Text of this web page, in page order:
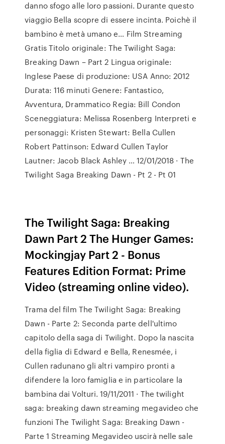
danno sfogo alle loro passioni. Durante questo
viaggio Bella scopre di essere incinta. Poichè il
bambino è metà umano e… Film Streaming
Gratis Titolo originale: The Twilight Saga:
Breaking Dawn – Part 2 Lingua originale:
Inglese Paese di produzione: USA Anno: 2012
Durata: 116 minuti Genere: Fantastico,
Avventura, Drammatico Regia: Bill Condon
Sceneggiatura: Melissa Rosenberg Interpreti e
personaggi: Kristen Stewart: Bella Cullen
Robert Pattinson: Edward Cullen Taylor
Lautner: Jacob Black Ashley … 12/01/2018 · The
Twilight Saga Breaking Dawn - Pt 2 - Pt 01
The Twilight Saga: Breaking
Dawn Part 2 The Hunger Games:
Mockingjay Part 2 - Bonus
Features Edition Format: Prime
Video (streaming online video).
Trama del film The Twilight Saga: Breaking
Dawn - Parte 2: Seconda parte dell'ultimo
capitolo della saga di Twilight. Dopo la nascita
della figlia di Edward e Bella, Renesmée, i
Cullen radunano gli altri vampiro pronti a
difendere la loro famiglia e in particolare la
bambina dai Volturi. 19/11/2011 · The twilight
saga: breaking dawn streaming megavideo che
funzioni The Twilight Saga: Breaking Dawn -
Parte 1 Streaming Megavideo uscirà nelle sale